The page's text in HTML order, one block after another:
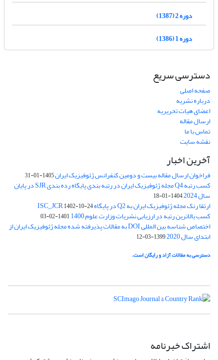
دوره 2 (1387)
دوره 1 (1386)
دسترسی سریع
صفحه اصلی
درباره نشریه
اعضای هیات تحریریه
ارسال مقاله
تماس با ما
نقشه سایت
آخرین اخبار
فراخوان ارسال مقاله بیست و دومین کنفرانس ژئوفیزیک ایران1405-01-31
کسب رتبه Q4 مجله ژئوفیزیک ایران در رتبه بندی پایگاه رده بندی SJR در پایان
سال 2024 1404-01-18
ارتقا رنک مجله ژئوفیزیک ایران به Q2 در پایگاه ISC_JCR 1402-10-24
کسب بالاترین رتبه در ارزیابی نشریات وزارت علوم 1400 1401-02-03
اختصاص شناسه بین المللی DOI به مقالات پذیرفته شده مجله ژئوفیزیک ایران از
ابتدای سال 2020 1399-03-12
دسترسی به مقالات آزاد و رایگان است.
اشتراک خبرنامه